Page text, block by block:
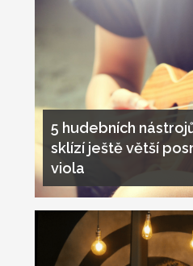
5 hudebních
sklízí ještě větší
viola